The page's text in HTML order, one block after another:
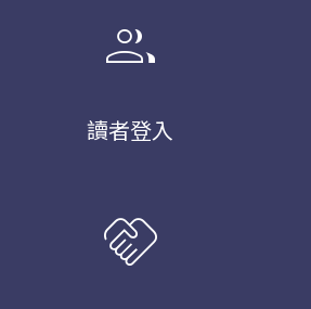
group
讀者登入
handshake